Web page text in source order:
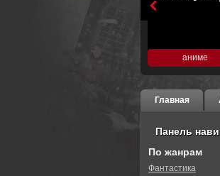
аниме
Главная
Панель
По жанрам
Фантастика